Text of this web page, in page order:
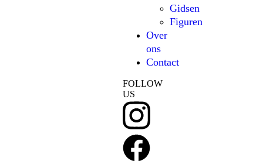
Gidsen
Figuren
Over
ons
Contact
FOLLOW
US